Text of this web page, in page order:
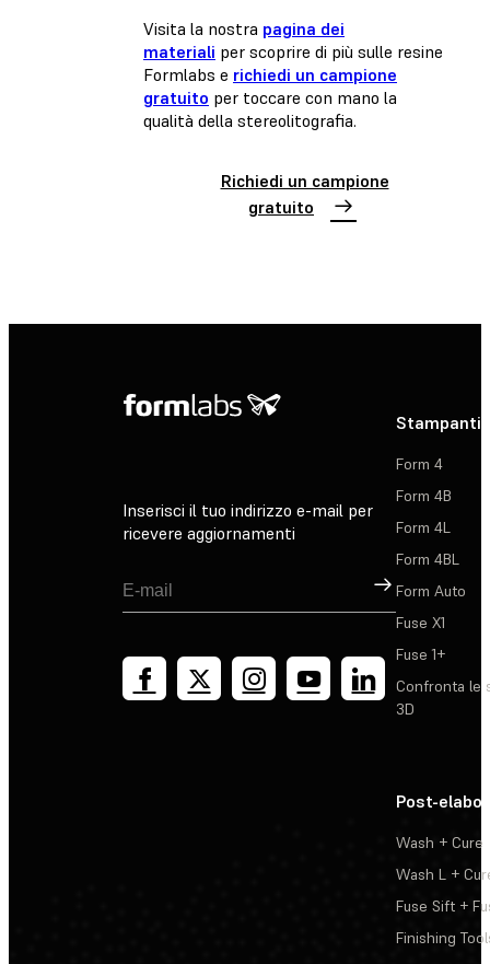
Visita la nostra pagina dei
materiali per scoprire di più sulle resine
Formlabs e richiedi un campione
gratuito per toccare con mano la
qualità della stereolitografia.
Richiedi un campione
gratuito
Inserisci il tuo indirizzo e-mail per
ricevere aggiornamenti
Registrati
Stampanti
Form 4
Form 4B
Form 4L
Form 4BL
Form Auto
Fuse X1
Fuse 1+
Confronta le
3D
Post-
Wash + Cure
Wash L +
Fuse Sift +
Finishing